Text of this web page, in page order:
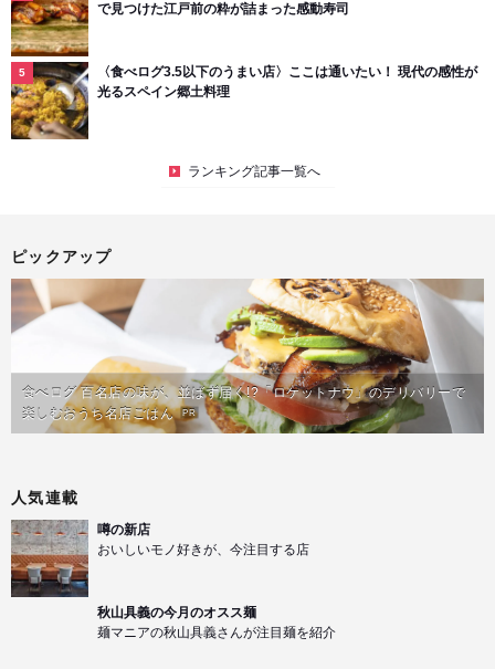
で見つけた江戸前の粋が詰まった感動寿司
〈食べログ3.5以下のうまい店〉ここは通いたい！ 現代の感性が
光るスペイン郷土料理
ランキング記事一覧へ
ピックアップ
食べログ 百名店の味が、並ばず届く!?「ロケットナウ」のデリバリーで
楽しむおうち名店ごはん PR
人気連載
噂の新店
おいしいモノ好きが、今注目する店
秋山具義の今月のオスス麺
麺マニアの秋山具義さんが注目麺を紹介